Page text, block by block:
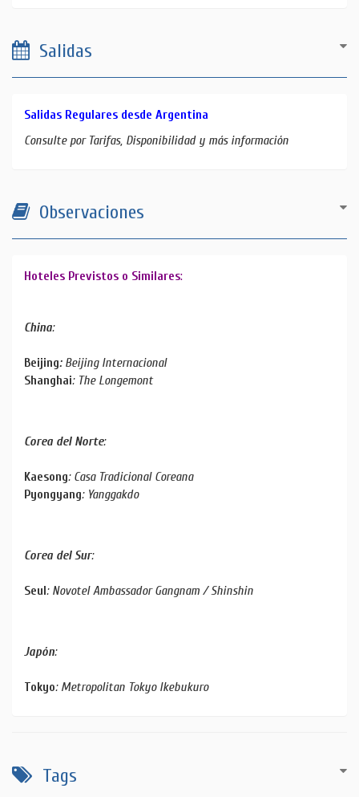
Salidas
Salidas Regulares desde Argentina
Consulte por Tarifas, Disponibilidad y más información
Observaciones
Hoteles Previstos o Similares:
China:
Beijing: Beijing Internacional
Shanghai: The Longemont
Corea del Norte:
Kaesong: Casa Tradicional Coreana
Pyongyang: Yanggakdo
Corea del Sur:
Seul: Novotel Ambassador Gangnam / Shinshin
Japón:
Tokyo: Metropolitan Tokyo Ikebukuro
Tags